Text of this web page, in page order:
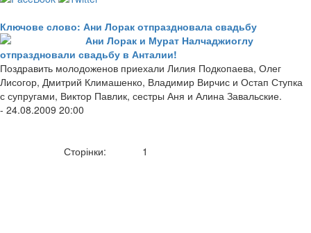
Ключове слово: Ани Лорак отпраздновала свадьбу
Ани Лорак и Мурат Налчаджиоглу
отпраздновали свадьбу в Анталии!
Поздравить молодоженов приехали Лилия Подкопаева, Олег
Лисогор, Дмитрий Климашенко, Владимир Вирчис и Остап Ступка
с супругами, Виктор Павлик, сестры Аня и Алина Завальские.
- 24.08.2009 20:00
Сторінки: 1